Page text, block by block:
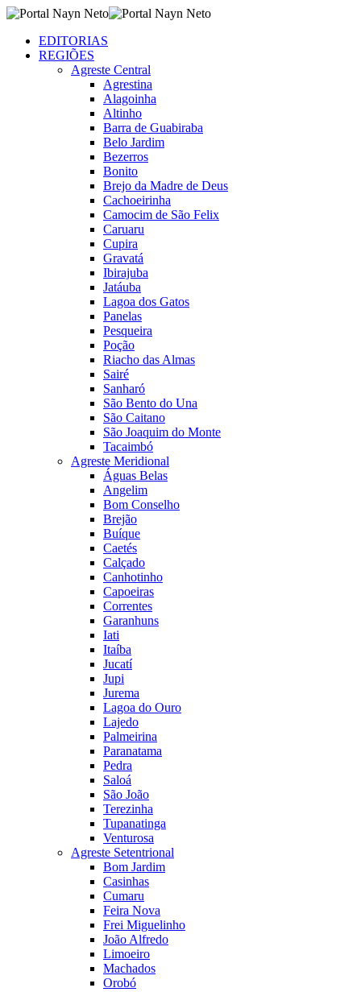
EDITORIAS
REGIÕES
Agreste Central
Agrestina
Alagoinha
Altinho
Barra de Guabiraba
Belo Jardim
Bezerros
Bonito
Brejo da Madre de Deus
Cachoeirinha
Camocim de São Felix
Caruaru
Cupira
Gravatá
Ibirajuba
Jatáuba
Lagoa dos Gatos
Panelas
Pesqueira
Poção
Riacho das Almas
Sairé
Sanharó
São Bento do Una
São Caitano
São Joaquim do Monte
Tacaimbó
Agreste Meridional
Águas Belas
Angelim
Bom Conselho
Brejão
Buíque
Caetés
Calçado
Canhotinho
Capoeiras
Correntes
Garanhuns
Iati
Itaíba
Jucatí
Jupi
Jurema
Lagoa do Ouro
Lajedo
Palmeirina
Paranatama
Pedra
Saloá
São João
Terezinha
Tupanatinga
Venturosa
Agreste Setentrional
Bom Jardim
Casinhas
Cumaru
Feira Nova
Frei Miguelinho
João Alfredo
Limoeiro
Machados
Orobó